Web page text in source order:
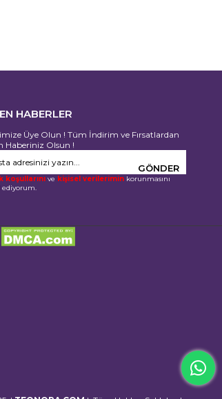
HABERLER
Üye Olun ! Tüm İndirim ve Fırsatlardan
Haberiniz Olsun !
GÖNDER
koşullarınıve kişisel verileriminkorunmasını